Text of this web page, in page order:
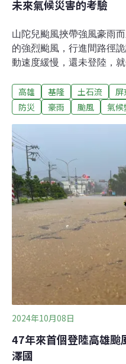
未來氣候災害的考驗
山陀兒颱風挾帶強風豪雨
的強烈颱風，行進間路徑
動速度緩慢，還未登陸，
陣風，讓氣象署首次針對
息。當颱風警報解除，山
怪颱，打破了許多氣象史
啟示？凱米颱風受創未恢
季，山陀兒颱風警報發布
然來個大轉彎，朝西南方
勢。由於7月凱米颱風才剛
的社區，更加不敢輕忽。
陸地點可能在高雄一帶，
大山區撤離範圍。截至10
2700人，暫時待在六龜區
高雄 基隆 土石流 屏
防災
豪雨 颱風 氣候
2024年10月08日
47年來首個登陸高雄颱
澤國